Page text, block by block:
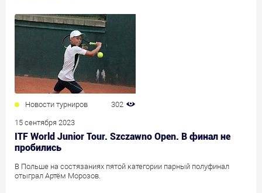
Новости турниров 302
15 сентября 2023
ITF World Junior Tour. Szczawno Open. В финал не
пробились
В Польше на состязаниях пятой категории парный полуфинал
отыграл Артём Морозов.